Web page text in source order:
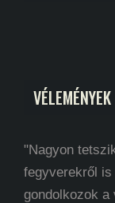
VÉLEMÉNYEK
"Nagyon
fegyverekről is
gondolkozok a